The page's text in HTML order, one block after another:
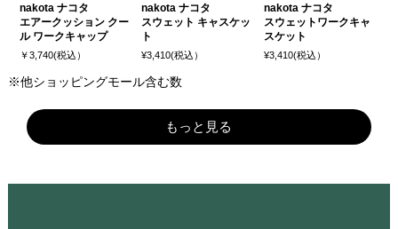
nakota ナコタ
エアークッション クー
ル ワークキャップ
￥3,740(税込）
nakota ナコタ
スウェット キャスケッ
ト
¥3,410(税込）
nakota ナコタ
スウェットワークキャ
スケット
¥3,410(税込）
※他ショッピングモール含む数
もっと見る